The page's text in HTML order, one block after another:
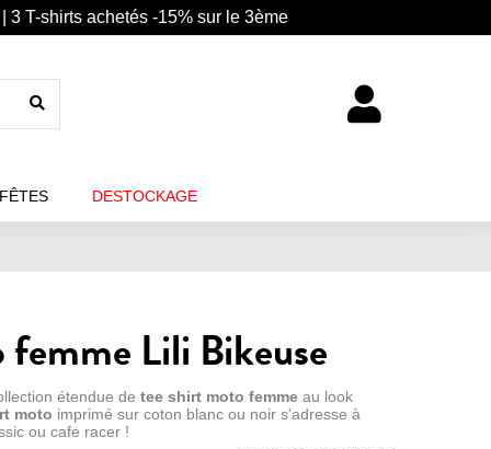
3 T-shirts achetés -15% sur le 3ème
DESTOCKAGE
Lili Bikeuse
étendue de tee shirt moto femme au look
moto imprimé sur coton blanc ou noir s'adresse à
ou cafe racer !